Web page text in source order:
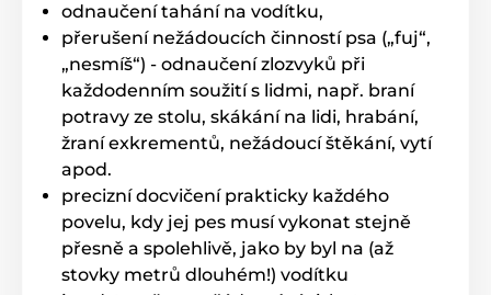
odnaučení tahání na vodítku,
přerušení nežádoucích činností psa („fuj“,
„nesmíš“) - odnaučení zlozvyků při
každodenním soužití s lidmi, např. braní
potravy ze stolu, skákání na lidi, hrabání,
žraní exkrementů, nežádoucí štěkání, vytí
apod.
precizní docvičení prakticky každého
povelu, kdy jej pes musí vykonat stejně
přesně a spolehlivě, jako by byl na (až
stovky metrů dlouhém!) vodítku